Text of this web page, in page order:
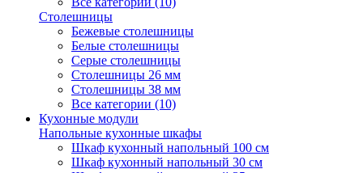
Столешницы
Бежевые столешницы
Белые столешницы
Серые столешницы
Столешницы 26 мм
Столешницы 38 мм
Все категории (10)
Кухонные модули
Напольные кухонные шкафы
Шкаф кухонный напольный 100 см
Шкаф кухонный напольный 30 см